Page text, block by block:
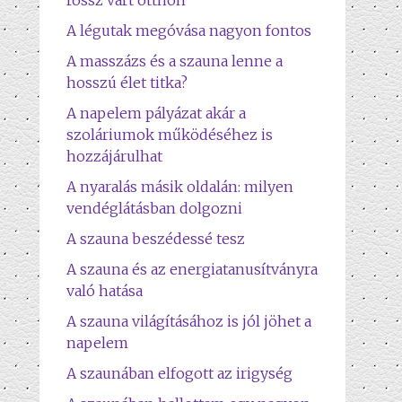
A légutak megóvása nagyon fontos
A masszázs és a szauna lenne a
hosszú élet titka?
A napelem pályázat akár a
szoláriumok működéséhez is
hozzájárulhat
A nyaralás másik oldalán: milyen
vendéglátásban dolgozni
A szauna beszédessé tesz
A szauna és az energiatanusítványra
való hatása
A szauna világításához is jól jöhet a
napelem
A szaunában elfogott az irigység